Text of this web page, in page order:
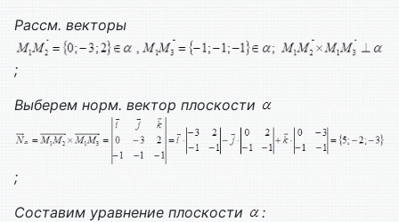
Рассм. векторы
;
Выберем норм. вектор плоскости
;
Составим уравнение плоскости
: